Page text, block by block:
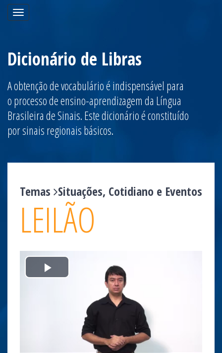
Toggle
navigation
Dicionário de Libras
A obtenção de vocabulário é indispensável para
o processo de ensino-aprendizagem da Língua
Brasileira de Sinais. Este dicionário é constituído
por sinais regionais básicos.
Temas Situações, Cotidiano e Eventos
LEILÃO
Play